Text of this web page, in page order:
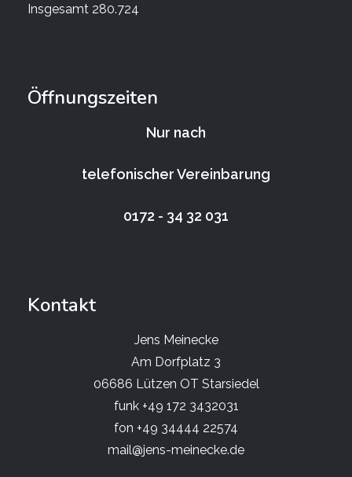
Insgesamt 280.724
Öffnungszeiten
Nur nach
telefonischer Vereinbarung
0172 - 34 32 031
Kontakt
Jens Meinecke
Am Dorfplatz 3
06686 Lützen OT Starsiedel
funk +49 172 3432031
fon +49 34444 22574
mail@jens-meinecke.de